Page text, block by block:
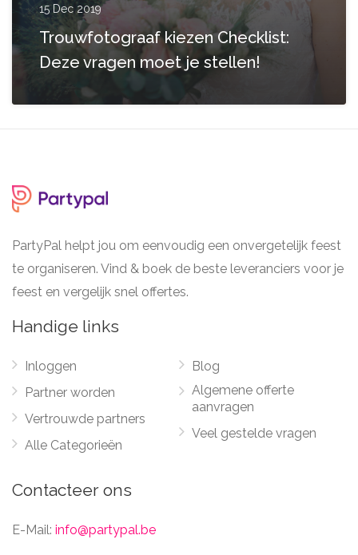
15 Dec 2019
Trouwfotograaf kiezen Checklist:
Deze vragen moet je stellen!
PartyPal helpt jou om eenvoudig een onvergetelijk feest
te organiseren. Vind & boek de beste leveranciers voor je
feest en vergelijk snel offertes.
Handige links
Inloggen
Partner worden
Vertrouwde partners
Alle Categorieën
Blog
Algemene offerte
aanvragen
Veel gestelde vragen
Contacteer ons
E-Mail: info@partypal.be